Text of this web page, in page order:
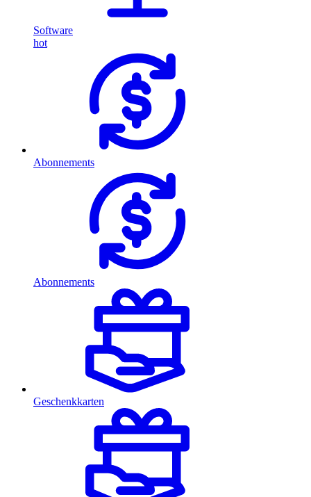
Software
hot
Abonnements
Abonnements
Geschenkkarten